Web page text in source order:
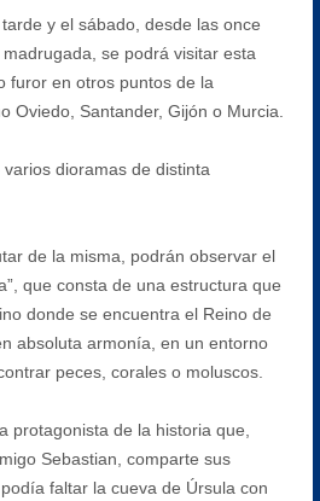
y el sábado, desde las once
se podrá visitar esta
furor en otros puntos de la
Oviedo, Santander, Gijón o Murcia.
dioramas de distinta
de la misma, podrán observar el
que consta de una estructura que
donde se encuentra el Reino de
absoluta armonía, en un entorno
peces, corales o moluscos.
protagonista de la historia que,
Sebastian, comparte sus
faltar la cueva de Úrsula con